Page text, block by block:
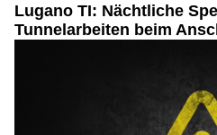
Lugano TI: Nächtliche
Tunnelarbeiten beim